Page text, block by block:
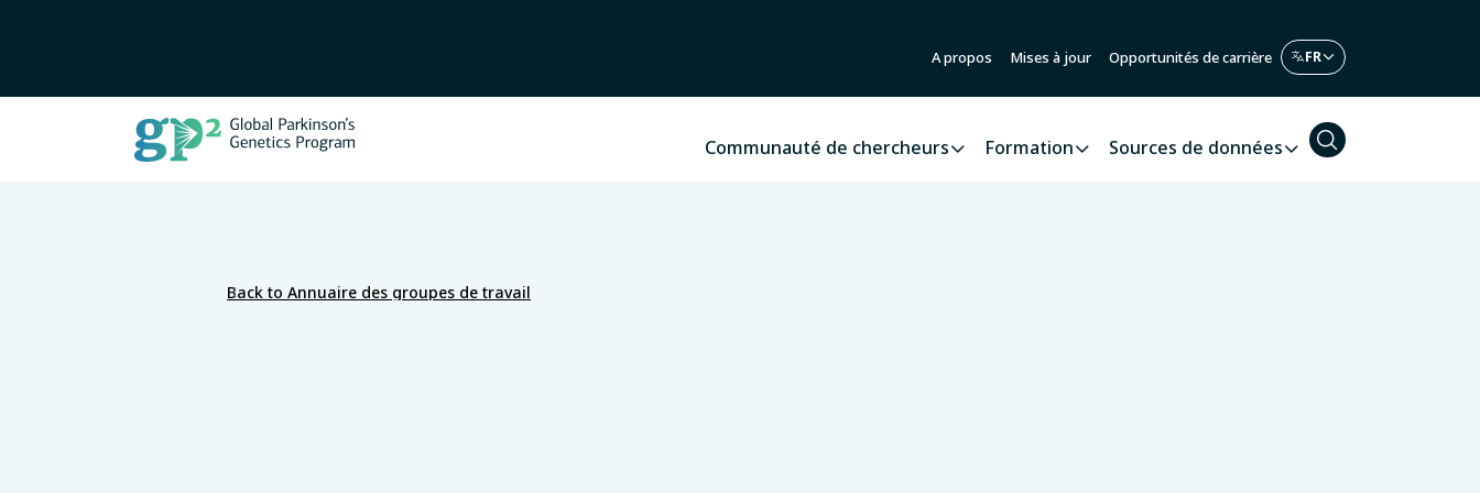
A propos Mises à jour Opportunités de carrière
Communauté de chercheurs Formation Sources de données
Back to Annuaire des groupes de travail